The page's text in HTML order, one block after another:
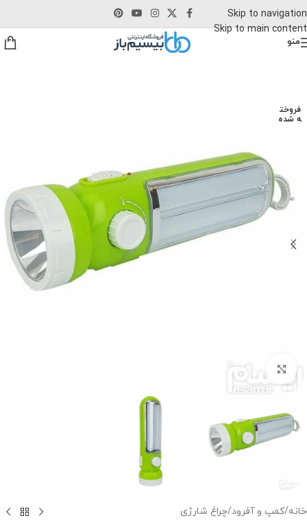
Skip to navigation
Skip to main content
منو
فروخت
ه شده
برای بزرگنمایی کلیک کنید
خانه/کمپ و آفرود/چراغ شارژی